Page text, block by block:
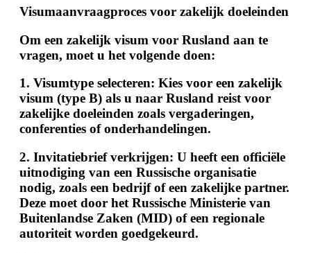
Visumaanvraagproces voor zakelijk doeleinden
Om een zakelijk visum voor Rusland aan te
vragen, moet u het volgende doen:
1. Visumtype selecteren: Kies voor een zakelijk
visum (type B) als u naar Rusland reist voor
zakelijke doeleinden zoals vergaderingen,
conferenties of onderhandelingen.
2. Invitatiebrief verkrijgen: U heeft een officiële
uitnodiging van een Russische organisatie
nodig, zoals een bedrijf of een zakelijke partner.
Deze moet door het Russische Ministerie van
Buitenlandse Zaken (MID) of een regionale
autoriteit worden goedgekeurd.